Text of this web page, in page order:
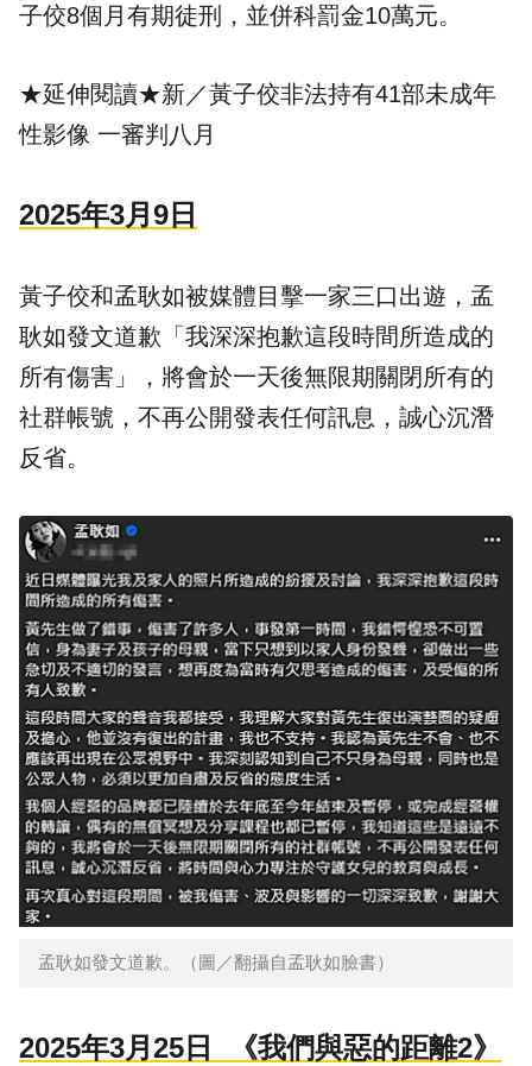
子佼8個月有期徒刑，並併科罰金10萬元。
★延伸閱讀★新／黃子佼非法持有41部未成年
性影像 一審判八月
2025年3月9日
黃子佼和孟耿如被媒體目擊一家三口出遊，孟
耿如發文道歉「我深深抱歉這段時間所造成的
所有傷害」，將會於一天後無限期關閉所有的
社群帳號，不再公開發表任何訊息，誠心沉潛
反省。
孟耿如發文道歉。（圖／翻攝自孟耿如臉書）
2025年3月25日 《我們與惡的距離2》